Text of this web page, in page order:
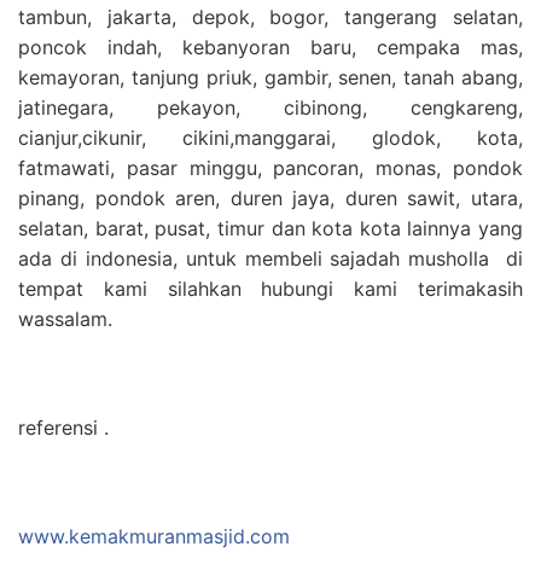
tambun, jakarta, depok, bogor, tangerang selatan,
poncok indah, kebanyoran baru, cempaka mas,
kemayoran, tanjung priuk, gambir, senen, tanah abang,
jatinegara, pekayon, cibinong, cengkareng,
cianjur,cikunir, cikini,manggarai, glodok, kota,
fatmawati, pasar minggu, pancoran, monas, pondok
pinang, pondok aren, duren jaya, duren sawit, utara,
selatan, barat, pusat, timur dan kota kota lainnya yang
ada di indonesia, untuk membeli sajadah musholla di
tempat kami silahkan hubungi kami terimakasih
wassalam.
referensi .
www.kemakmuranmasjid.com